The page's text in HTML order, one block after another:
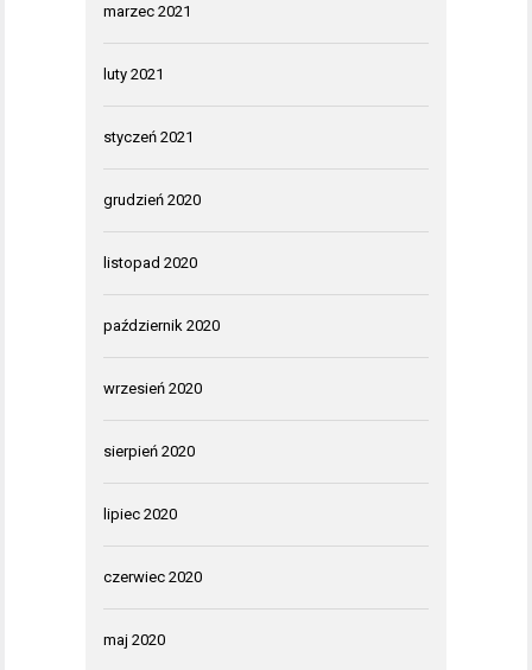
marzec 2021
luty 2021
styczeń 2021
grudzień 2020
listopad 2020
październik 2020
wrzesień 2020
sierpień 2020
lipiec 2020
czerwiec 2020
maj 2020